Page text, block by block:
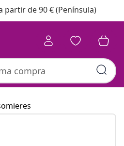
partir de 90 € (Península)